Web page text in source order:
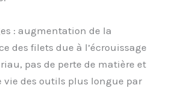
: augmentation de la
des filets due à l’écrouissage
pas de perte de matière et
vie des outils plus longue par